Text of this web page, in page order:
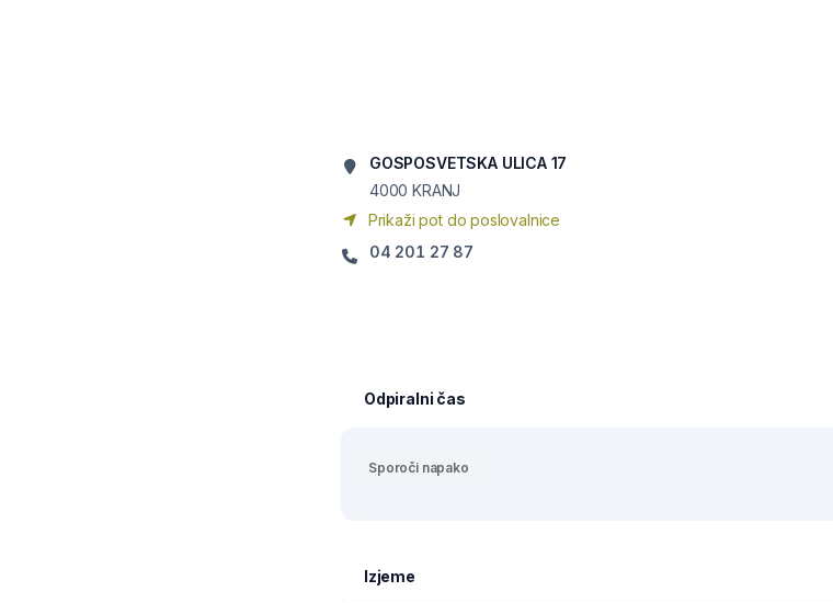
GOSPOSVETSKA ULICA 17
4000 KRANJ
Prikaži pot do poslovalnice
04 201 27 87
Odpiralni čas
Sporoči napako
Izjeme